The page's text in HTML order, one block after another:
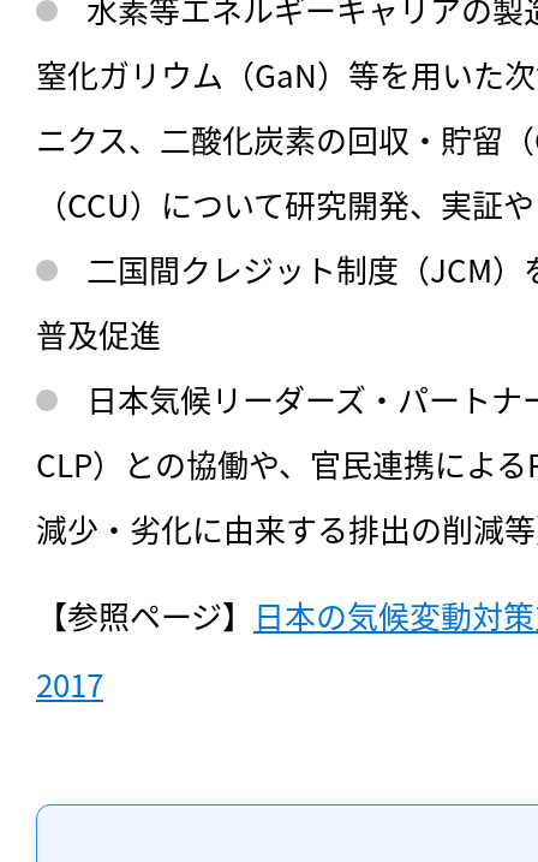
水素等エネルギーキャリアの
窒化ガリウム（GaN）等を用いた
ニクス、二酸化炭素の回収・貯留
（CCU）について研究開発、実証
二国間クレジット制度（JCM
普及促進
日本気候リーダーズ・パート
CLP）との協働や、官民連携によ
減少・劣化に由来する排出の削減
【参照ページ】 日本の気候変動対
2017